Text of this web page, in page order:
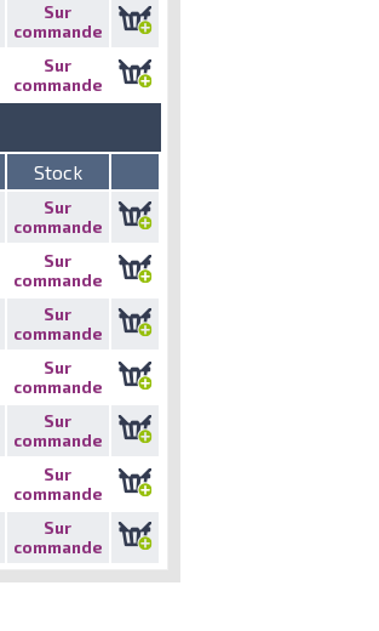
Sur
commande
Sur
commande
Stock
Sur
commande
Sur
commande
Sur
commande
Sur
commande
Sur
commande
Sur
commande
Sur
commande